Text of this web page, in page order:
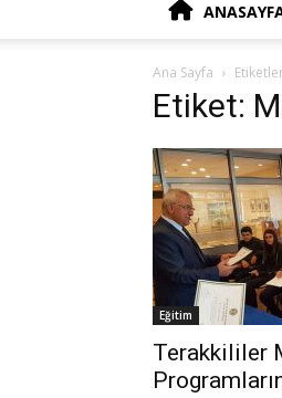
Ana Sayfa
Etiket:
Eğitim
Terakkililer